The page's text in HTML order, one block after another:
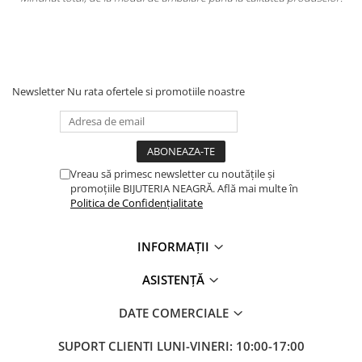
Newsletter Nu rata ofertele si promotiile noastre
Vreau să primesc newsletter cu noutățile și
promoțiile BIJUTERIA NEAGRĂ. Află mai multe în
Politica de Confidențialitate
INFORMAȚII
ASISTENȚĂ
DATE COMERCIALE
SUPORT CLIENTI LUNI-VINERI: 10:00-17:00